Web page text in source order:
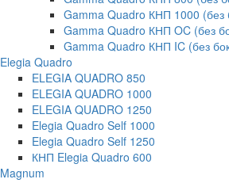
Gamma Quadro КНП 1000 (без
Gamma Quadro КНП OC (без
Gamma Quadro КНП IC (без
Elegia Quadro
ELEGIA QUADRO 850
ELEGIA QUADRO 1000
ELEGIA QUADRO 1250
Elegia Quadro Self 1000
Elegia Quadro Self 1250
КНП Elegia Quadro 600
Magnum